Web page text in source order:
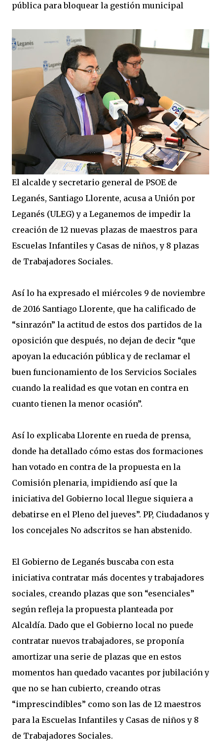
pública para bloquear la gestión municipal
El alcalde y secretario general de PSOE de
Leganés, Santiago Llorente, acusa a Unión por
Leganés (ULEG) y a Leganemos de impedir la
creación de 12 nuevas plazas de maestros para
Escuelas Infantiles y Casas de niños, y 8 plazas
de Trabajadores Sociales.
Así lo ha expresado el miércoles 9 de noviembre
de 2016 Santiago Llorente, que ha calificado de
“sinrazón” la actitud de estos dos partidos de la
oposición que después, no dejan de decir “que
apoyan la educación pública y de reclamar el
buen funcionamiento de los Servicios Sociales
cuando la realidad es que votan en contra en
cuanto tienen la menor ocasión”.
Así lo explicaba Llorente en rueda de prensa,
donde ha detallado cómo estas dos formaciones
han votado en contra de la propuesta en la
Comisión plenaria, impidiendo así que la
iniciativa del Gobierno local llegue siquiera a
debatirse en el Pleno del jueves”. PP, Ciudadanos y
los concejales No adscritos se han abstenido.
El Gobierno de Leganés buscaba con esta
iniciativa contratar más docentes y trabajadores
sociales, creando plazas que son “esenciales”
según refleja la propuesta planteada por
Alcaldía. Dado que el Gobierno local no puede
contratar nuevos trabajadores, se proponía
amortizar una serie de plazas que en estos
momentos han quedado vacantes por jubilación y
que no se han cubierto, creando otras
“imprescindibles” como son las de 12 maestros
para la Escuelas Infantiles y Casas de niños y 8
de Trabajadores Sociales.